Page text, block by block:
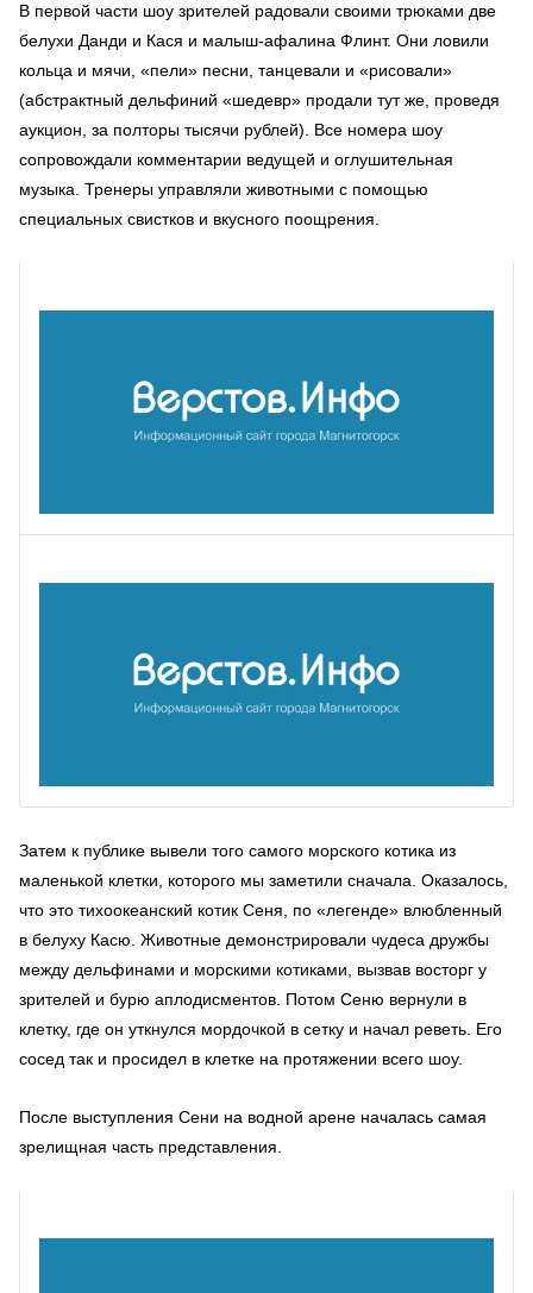
В первой части шоу зрителей радовали своими трюками две
белухи Данди и Кася и малыш-афалина Флинт. Они ловили
кольца и мячи, «пели» песни, танцевали и «рисовали»
(абстрактный дельфиний «шедевр» продали тут же, проведя
аукцион, за полторы тысячи рублей). Все номера шоу
сопровождали комментарии ведущей и оглушительная
музыка. Тренеры управляли животными с помощью
специальных свистков и вкусного поощрения.
Затем к публике вывели того самого морского котика из
маленькой клетки, которого мы заметили сначала. Оказалось,
что это тихоокеанский котик Сеня, по «легенде» влюбленный
в белуху Касю. Животные демонстрировали чудеса дружбы
между дельфинами и морскими котиками, вызвав восторг у
зрителей и бурю аплодисментов. Потом Сеню вернули в
клетку, где он уткнулся мордочкой в сетку и начал реветь. Его
сосед так и просидел в клетке на протяжении всего шоу.
После выступления Сени на водной арене началась самая
зрелищная часть представления.